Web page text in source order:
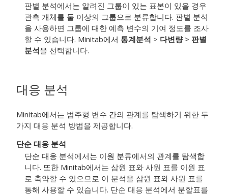
판별 분석에서는 알려진 그룹이 있는 표본이 있을 경우
관측 개체를 둘 이상의 그룹으로 분류합니다. 판별 분석
을 사용하면 그룹에 대한 예측 변수의 기여 정도를 조사
할 수 있습니다. Minitab에서 통계분석 > 다변량> 판별
분석을 선택합니다.
대응 분석
Minitab에서는 범주형 변수 간의 관계를 탐색하기 위한 두
가지 대응 분석 방법을 제공합니다.
단순 대응 분석
단순 대응 분석에서는 이원 분류에서의 관계를 탐색합
니다. 또한 Minitab에서는 삼원 표와 사원 표를 이원 표
로 축약할 수 있으므로 이 분석을 삼원 표와 사원 표를
통해 사용할 수 있습니다. 단순 대응 분석에서 분할표를